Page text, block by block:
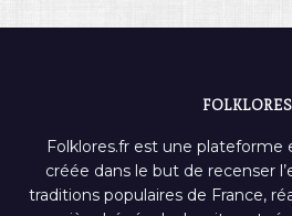
FOLKLORES
Folklores.fr est une plateforme
créée dans le but de recenser
traditions populaires de France,